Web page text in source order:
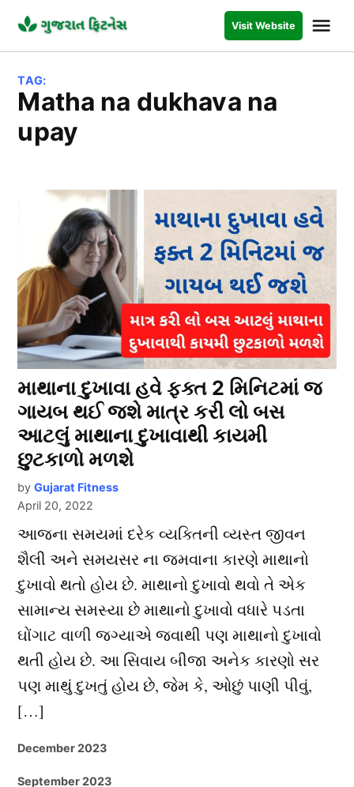
content
FITNESS
Visit Website
TAG:
matha na dukhava na
upay
માથાના દુખાવા હવે ફક્ત 2 મિનિટમાં જ
ગાયબ થઈ જશે માત્ર કરી લો બસ
આટલું માથાના દુખાવાથી કાયમી
છુટકાળો મળશે
by Gujarat Fitness
April 20, 2022
આજના સમયમાં દરેક વ્યક્તિની વ્યસ્ત જીવન
શૈલી અને સમયસર ના જમવાના કારણે માથાનો
દુખાવો થતો હોય છે. માથાનો દુખાવો થવો તે એક
સામાન્ય સમસ્યા છે માથાનો દુખાવો વધારે પડતા
ઘોંગાટ વાળી જગ્યાએ જવાથી પણ માથાનો દુખાવો
થતી હોય છે. આ સિવાય બીજા અનેક કારણો સર
પણ માથું દુખતું હોય છે, જેમ કે, ઓછું પાણી પીવું,
[…]
December 2023
September 2023